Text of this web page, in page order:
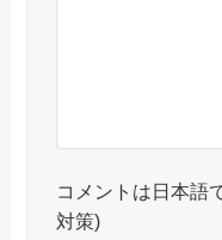
コメントは日本語
対策)